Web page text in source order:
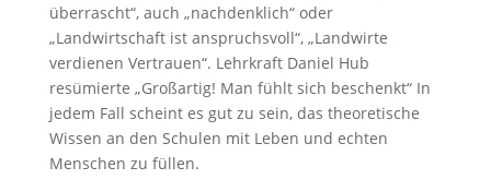
überrascht“, auch „nachdenklich“ oder
„Landwirtschaft ist anspruchsvoll“, „Landwirte
verdienen Vertrauen“. Lehrkraft Daniel Hub
resümierte „Großartig! Man fühlt sich beschenkt“ In
jedem Fall scheint es gut zu sein, das theoretische
Wissen an den Schulen mit Leben und echten
Menschen zu füllen.